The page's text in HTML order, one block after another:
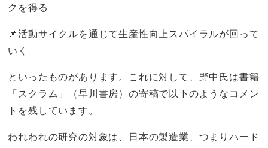
クを得る
📌活動サイクルを通じて生産性向上スパイラルが回って
いく
といったものがあります。これに対して、野中氏は書籍
「スクラム」（早川書房）の寄稿で以下のようなコメン
トを残しています。
われわれの研究の対象は、日本の製造業、つまりハード